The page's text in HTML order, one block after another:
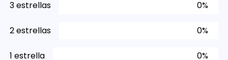
3 estrellas 0%
2 estrellas 0%
1 estrella 0%